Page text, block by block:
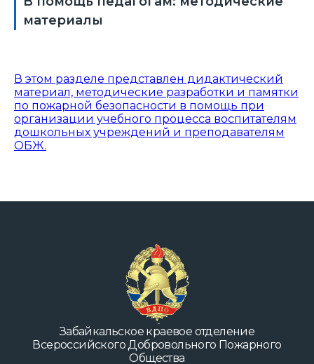
материалы
В этом разделе представлен дидактический
материал, методические разработки и памятки
по пожарной безопасности в помощь при
организации учебного процесса воспитателям
дошкольных учреждений и преподавателям
ОБЖ.
Забайкальское краевое отделение
Всероссийского Добровольного Пожарного
Общества